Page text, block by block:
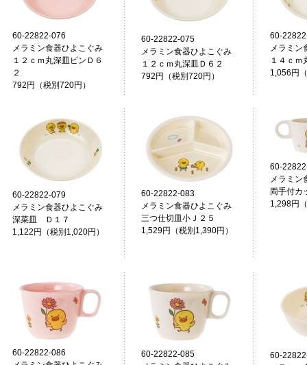
60-22822-076
メラミン食器ひよこぐみ
１２ｃｍ丸深皿ピンＤ６
２
792円（税別720円）
60-22822-075
メラミン食器ひよこぐみ
１２ｃｍ丸深皿Ｄ６２
792円（税別720円）
60-
メラミン
１４ｃｍ
1,056円
60-22822-079
メラミン食器ひよこぐみ
深菜皿 Ｄ１７
1,122円（税別1,020円）
60-22822-083
メラミン食器ひよこぐみ
三つ仕切皿小Ｊ２５
1,529円（税別1,390円）
60-
メラミン
両手付
1,298円
60-22822-086
60-22822-085
60-